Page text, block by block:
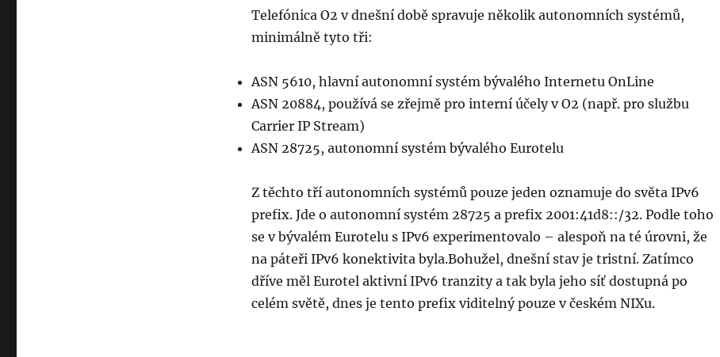
Telefónica O2 v dnešní době spravuje několik autonomních systémů,
minimálně tyto tři:
ASN 5610, hlavní autonomní systém bývalého Internetu OnLine
ASN 20884, používá se zřejmě pro interní účely v O2 (např. pro službu
Carrier IP Stream)
ASN 28725, autonomní systém bývalého Eurotelu
Z těchto tří autonomních systémů pouze jeden oznamuje do světa IPv6
prefix. Jde o autonomní systém 28725 a prefix 2001:41d8::/32. Podle toho
se v bývalém Eurotelu s IPv6 experimentovalo – alespoň na té úrovni, že
na páteři IPv6 konektivita byla.Bohužel, dnešní stav je tristní. Zatímco
dříve měl Eurotel aktivní IPv6 tranzity a tak byla jeho síť dostupná po
celém světě, dnes je tento prefix viditelný pouze v českém NIXu.